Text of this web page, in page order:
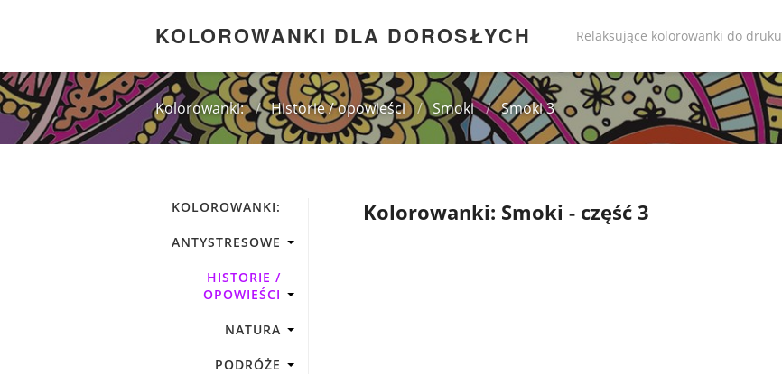
KOLOROWANKI DLA DOROSŁYCH Relaksujące kolorowanki do druku
Kolorowanki: / Historie / opowieści / Smoki / Smoki 3
KOLOROWANKI:
ANTYSTRESOWE
HISTORIE /
OPOWIEŚCI
NATURA
PODRÓŻE
Kolorowanki: Smoki - część 3